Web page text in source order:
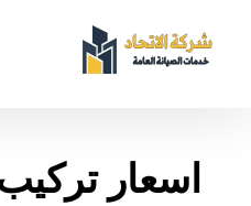
اسعار